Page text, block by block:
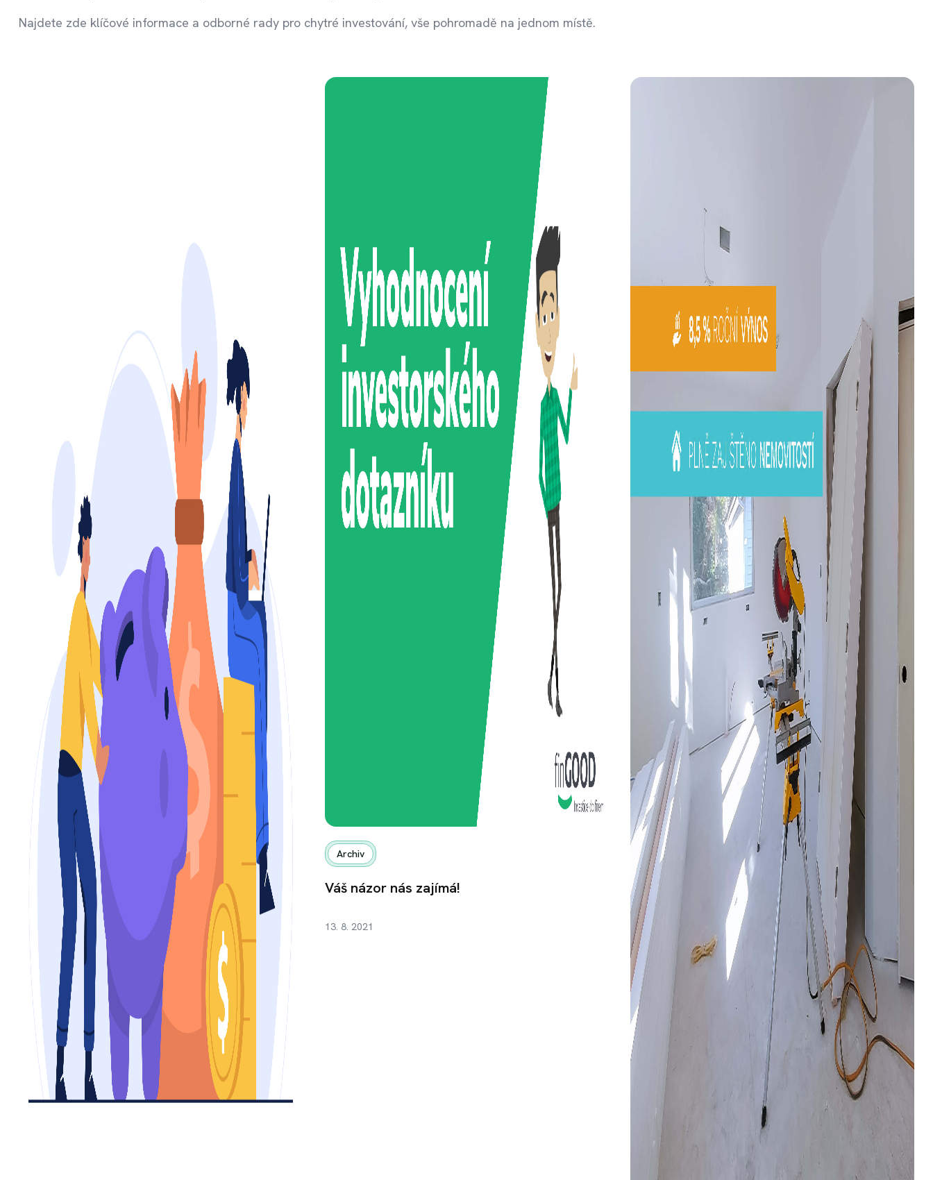
Najdete zde klíčové informace a odborné rady pro chytré investování, vše pohromadě na jednom místě.
Archiv
Váš názor nás zajímá!
13. 8. 2021